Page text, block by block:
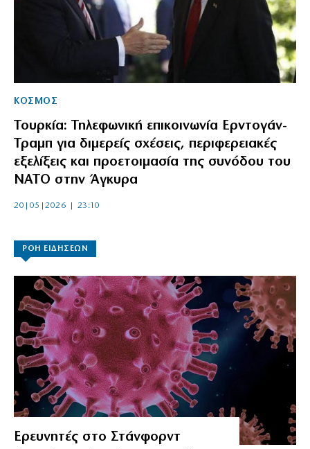
ΚΟΣΜΟΣ
Τουρκία: Τηλεφωνική επικοινωνία Ερντογάν-
Τραμπ για διμερείς σχέσεις, περιφερειακές
εξελίξεις και προετοιμασία της συνόδου του
ΝΑΤΟ στην Άγκυρα
20|05|2026 | 23:10
ΡΟΗ ΕΙΔΗΣΕΩΝ
Ερευνητές στο Στάνφορντ